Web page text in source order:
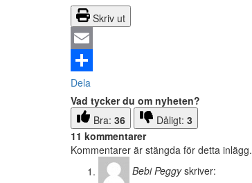
Skriv ut
Email
Dela
Vad tycker du om nyheten?
Bra: 36 Dåligt: 3
11 kommentarer
Kommentarer är stängda för detta inlägg.
Bebi Peggy skriver: